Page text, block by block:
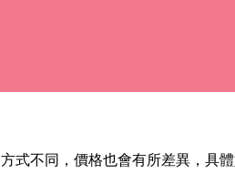
式不同，價格也會有所差異，具體